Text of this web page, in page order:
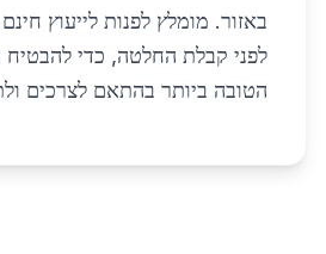
באזור. מומלץ לפנות לייעוץ
לפני קבלת החלטה, כדי
הטובה ביותר בהתאם לצרכים